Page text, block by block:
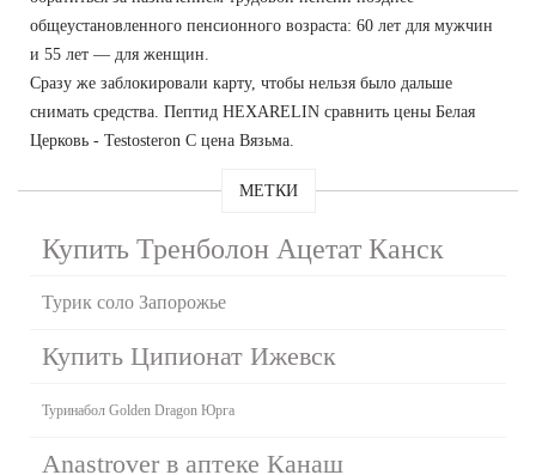
общеустановленного пенсионного возраста: 60 лет для мужчин
и 55 лет — для женщин.
Сразу же заблокировали карту, чтобы нельзя было дальше
снимать средства. Пептид HEXARELIN сравнить цены Белая
Церковь - Testosteron C цена Вязьма.
МЕТКИ
Купить Тренболон Ацетат Канск
Турик соло Запорожье
Купить Ципионат Ижевск
Туринабол Golden Dragon Юрга
Anastrover в аптеке Канаш